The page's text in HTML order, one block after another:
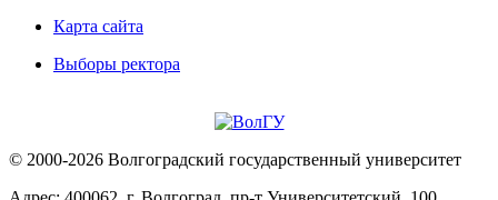
Карта сайта
Выборы ректора
© 2000-2026 Волгоградский государственный университет